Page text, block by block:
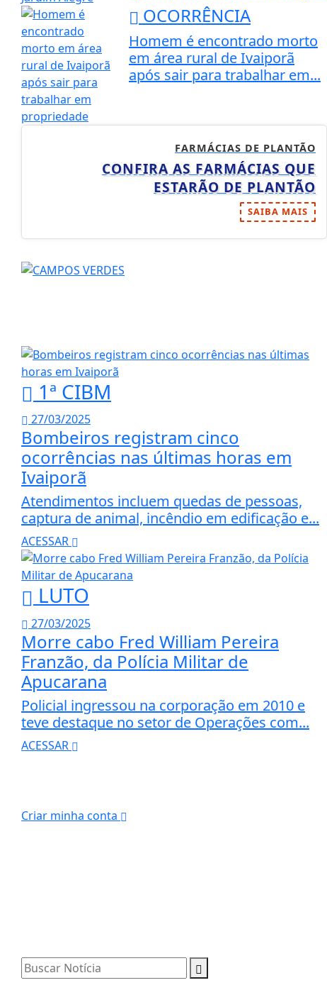
OCORRÊNCIA
Homem é encontrado morto
em área rural de Ivaiporã
após sair para trabalhar em...
FARMÁCIAS DE PLANTÃO
CONFIRA AS FARMÁCIAS QUE
ESTARÃO DE PLANTÃO
SAIBA MAIS
1ª CIBM
27/03/2025
Bombeiros registram cinco
ocorrências nas últimas horas em
Ivaiporã
Atendimentos incluem quedas de pessoas,
captura de animal, incêndio em edificação e...
ACESSAR
LUTO
27/03/2025
Morre cabo Fred William Pereira
Franzão, da Polícia Militar de
Apucarana
Policial ingressou na corporação em 2010 e
teve destaque no setor de Operações com...
ACESSAR
Criar minha conta